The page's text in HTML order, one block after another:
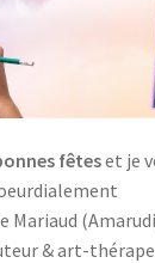
fêteset je
Mariaud
& art-